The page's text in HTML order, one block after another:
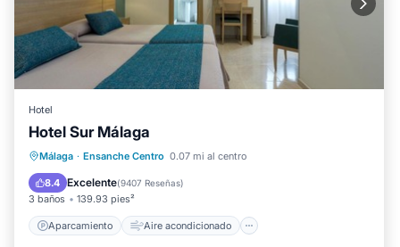
Hotel
Hotel Sur Málaga
Málaga · Ensanche Centro 0.07 mi al centro
8.4 Excelente(9407 Reseñas)
3 baños 139.93 pies²
Aparcamiento Aire acondicionado
Aparcamiento
Aire acondicionado
Internet
Apto para niños